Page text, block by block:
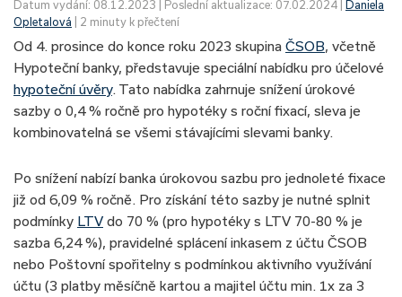
Datum vydání: 08.12.2023 | Poslední aktualizace: 07.02.2024 |
Daniela
Opletalová | 2 minuty k přečtení
Od 4. prosince do konce roku 2023 skupina ČSOB, včetně
Hypoteční banky, představuje speciální nabídku pro účelové
hypoteční úvěry. Tato nabídka zahrnuje snížení úrokové
sazby o 0,4 % ročně pro hypotéky s roční fixací, sleva je
kombinovatelná se všemi stávajícími slevami banky.
Po snížení nabízí banka úrokovou sazbu pro jednoleté fixace
již od 6,09 % ročně. Pro získání této sazby je nutné splnit
podmínky LTV do 70 % (pro hypotéky s LTV 70-80 % je
sazba 6,24 %), pravidelné splácení inkasem z účtu ČSOB
nebo Poštovní spořitelny s podmínkou aktivního využívání
účtu (3 platby měsíčně kartou a majitel účtu min. 1x za 3